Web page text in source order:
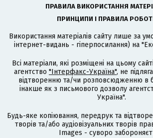
ПРАВИЛА ВИКОРИСТАННЯ
ПРИНЦИПИ І ПРАВИЛА
Використання матеріалів сайту лише за
інтернет-видань - гіперпосилання) на
Всі матеріали, які розміщені на цьому
агентство "Інтерфакс-Україна", не
відтворенню та/чи розповсюдженню в
інакше як з письмового дозволу
Україна".
Будь-яке копіювання, передрук та
творів та/або аудіовізуальних творів
Images - суворо